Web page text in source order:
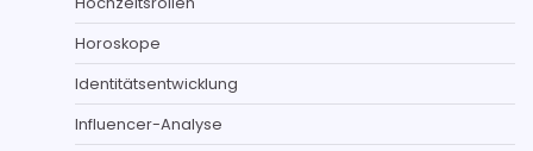
Horoskope
Identitätsentwicklung
Influencer-Analyse